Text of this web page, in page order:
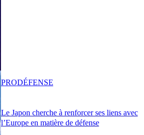
Le Japon cherche à renforcer ses liens avec
l’Europe en matière de défense
PRODÉFENSE